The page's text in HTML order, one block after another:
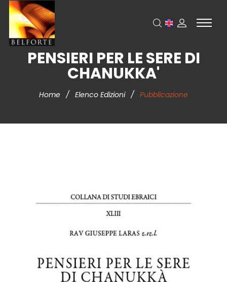
PENSIERI PER LE SERE DI
CHANUKKA'
Home / Elenco Edizioni / Pubblicazione